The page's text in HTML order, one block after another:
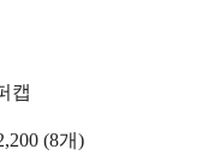
캡
(8개)